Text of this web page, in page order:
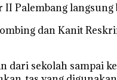
Palembang
dan Kanit
dari sekolah sampai